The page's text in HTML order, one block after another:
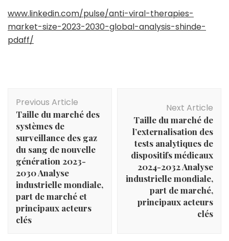
www.linkedin.com/pulse/anti-viral-therapies-
market-size-2023-2030-global-analysis-shinde-
pdaff/
Navigation
Previous Article
Taille du marché des
systèmes de
surveillance des gaz
du sang de nouvelle
génération 2023-
2030 Analyse
industrielle mondiale,
part de marché et
principaux acteurs
clés
Next Article
Taille du marché de
l’externalisation des
tests analytiques de
dispositifs médicaux
2024-2032 Analyse
industrielle mondiale,
part de marché,
principaux acteurs
clés